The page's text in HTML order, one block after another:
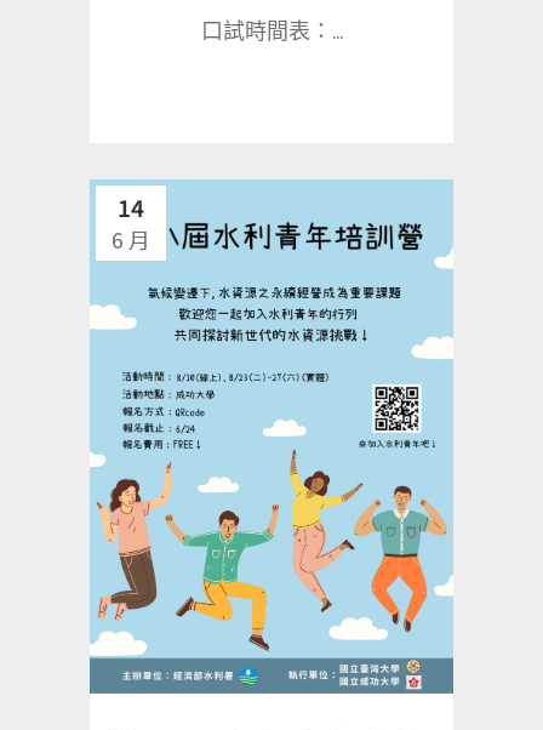
口試時間表：...
14
6 月